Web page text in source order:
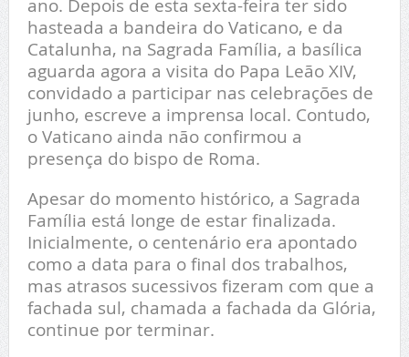
ano. Depois de esta sexta-feira ter sido
hasteada a bandeira do Vaticano, e da
Catalunha, na Sagrada Família, a basílica
aguarda agora a visita do Papa Leão XIV,
convidado a participar nas celebrações de
junho, escreve a imprensa local. Contudo,
o Vaticano ainda não confirmou a
presença do bispo de Roma.
Apesar do momento histórico, a Sagrada
Família está longe de estar finalizada.
Inicialmente, o centenário era apontado
como a data para o final dos trabalhos,
mas atrasos sucessivos fizeram com que a
fachada sul, chamada a fachada da Glória,
continue por terminar.